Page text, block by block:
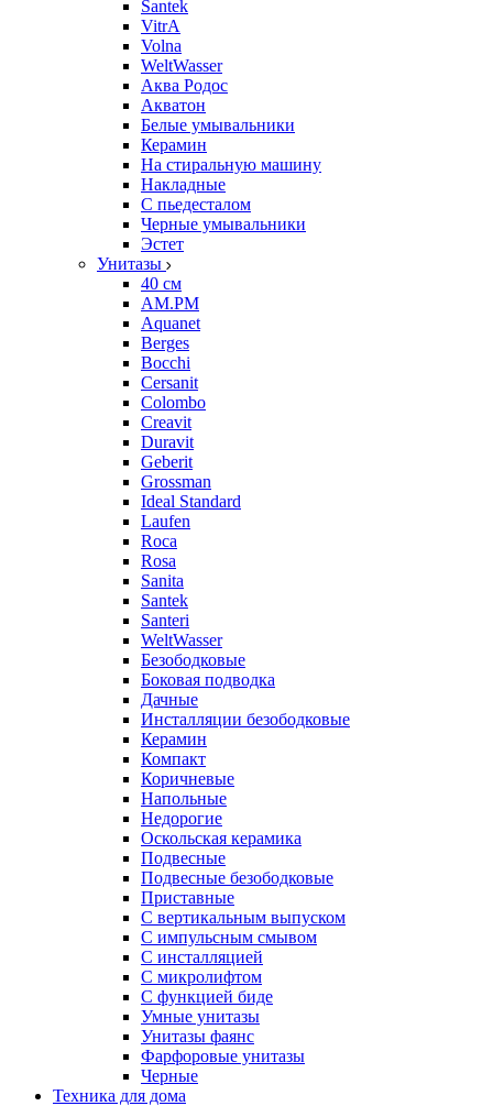
Santek
VitrA
Volna
WeltWasser
Аква Родос
Акватон
Белые умывальники
Керамин
На стиральную машину
Накладные
С пьедесталом
Черные умывальники
Эстет
Унитазы
40 см
AM.PM
Aquanet
Berges
Bocchi
Cersanit
Colombo
Creavit
Duravit
Geberit
Grossman
Ideal Standard
Laufen
Roca
Rosa
Sanita
Santek
Santeri
WeltWasser
Безободковые
Боковая подводка
Дачные
Инсталляции безободковые
Керамин
Компакт
Коричневые
Напольные
Недорогие
Оскольская керамика
Подвесные
Подвесные безободковые
Приставные
С вертикальным выпуском
С импульсным смывом
С инсталляцией
С микролифтом
С функцией биде
Умные унитазы
Унитазы фаянс
Фарфоровые унитазы
Черные
Техника для дома